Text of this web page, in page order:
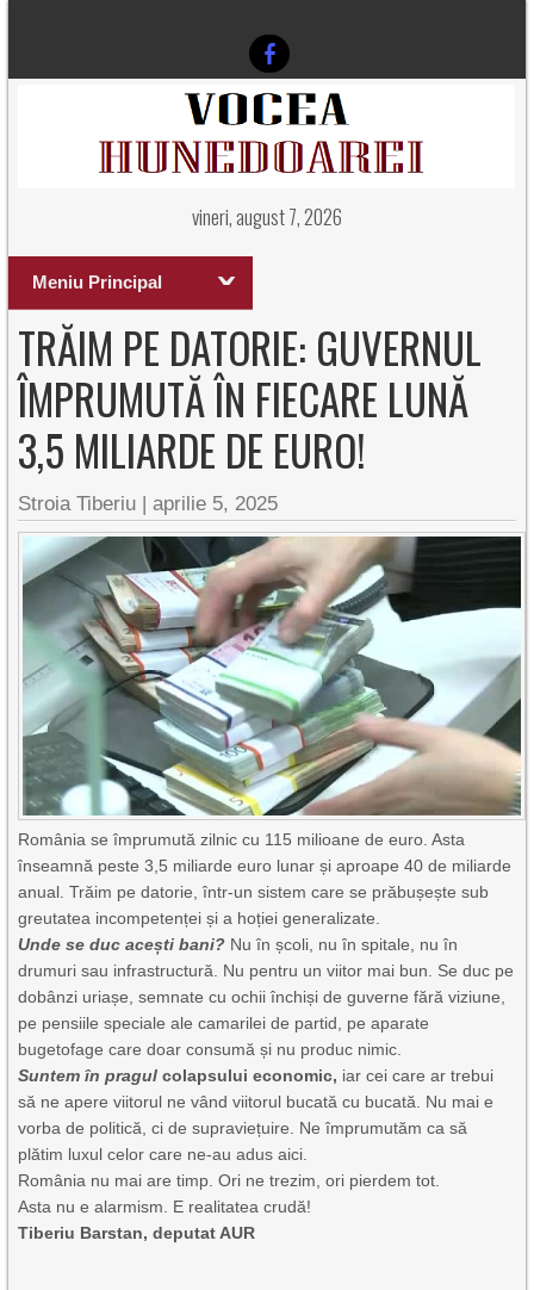
vineri, august 7, 2026
Meniu Principal
TRĂIM PE DATORIE: GUVERNUL
ÎMPRUMUTĂ ÎN FIECARE LUNĂ
3,5 MILIARDE DE EURO!
Stroia Tiberiu |aprilie 5, 2025
România seîmprumută zilnic cu 115 milioane de euro. Asta
înseamnă peste 3,5 miliarde euro lunar și aproape 40 de miliarde
anual. Trăim pe datorie, într-un sistem care se prăbușește sub
greutatea incompetenței și a hoției generalizate.
Unde se duc acești bani? Nu în școli, nu în spitale, nu în
drumuri sau infrastructură. Nu pentru un viitor mai bun. Se duc pe
dobânzi uriașe, semnate cu ochii închiși de guverne fără viziune,
pe pensiile speciale ale camarilei de partid, pe aparate
bugetofage care doar consumă și nu produc nimic.
Suntem în pragul colapsului economic, iar cei care ar trebui
să ne apere viitorul ne vând viitorul bucată cu bucată. Nu mai e
vorba de politică, ci de supraviețuire. Ne împrumutăm ca să
plătim luxul celor care ne-au adus aici.
România nu mai are timp. Ori ne trezim, ori pierdem tot.
Asta nu e alarmism. E realitatea crudă!
Tiberiu Barstan, deputat AUR